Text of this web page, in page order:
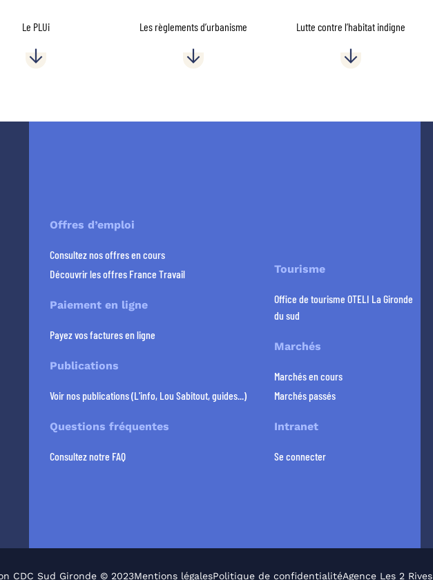
Le PLUi Les règlements d’urbanisme Lutte contre l’habitat indigne
Offres d’emploi
Consultez nos offres en cours
Découvrir les offres France Travail
Paiement en ligne
Payez vos factures en ligne
Publications
Voir nos publications (L'info, Lou Sabitout, guides...)
Questions fréquentes
Consultez notre FAQ
Tourisme
Office de tourisme OTELI La Gironde
du sud
Marchés
Marchés en cours
Marchés passés
Intranet
Se connecter
CDC Sud Gironde © 2023Mentions légalesPolitique de confidentialitéAgence Les 2 Rives